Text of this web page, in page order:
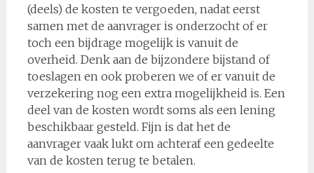
(deels) de kosten te vergoeden, nadat eerst
samen met de aanvrager is onderzocht of er
toch een bijdrage mogelijk is vanuit de
overheid. Denk aan de bijzondere bijstand of
toeslagen en ook proberen we of er vanuit de
verzekering nog een extra mogelijkheid is. Een
deel van de kosten wordt soms als een lening
beschikbaar gesteld. Fijn is dat het de
aanvrager vaak lukt om achteraf een gedeelte
van de kosten terug te betalen.